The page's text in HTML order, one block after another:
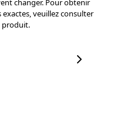
changer. Pour obtenir
veuillez consulter
produit.